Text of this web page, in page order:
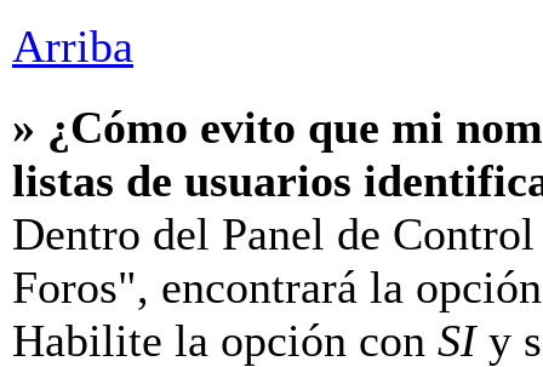
Arriba
» ¿Cómo evito que mi
listas de usuarios
Dentro del Panel de
Foros", encontrará la
Habilite la opción con SIy